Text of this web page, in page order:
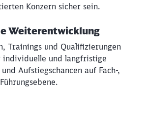
Konzern sicher sein.
Weiterentwicklung
Trainings und Qualifizierungen
und langfristige
Aufstiegschancen auf Fach-,